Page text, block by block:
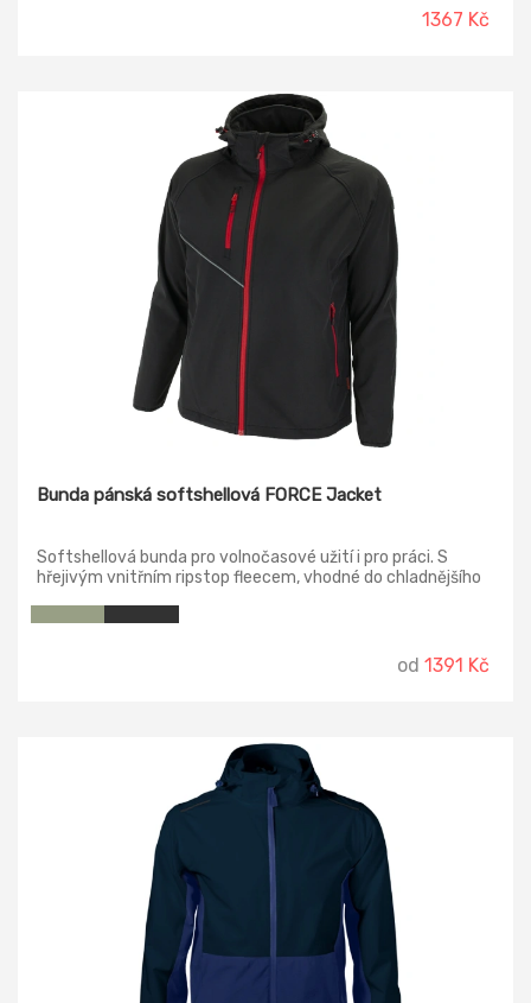
1367 Kč
Bunda pánská softshellová FORCE Jacket
Softshellová bunda pro volnočasové užití i pro práci. S
hřejivým vnitřním ripstop fleecem, vhodné do chladnějšího
od 1391 Kč